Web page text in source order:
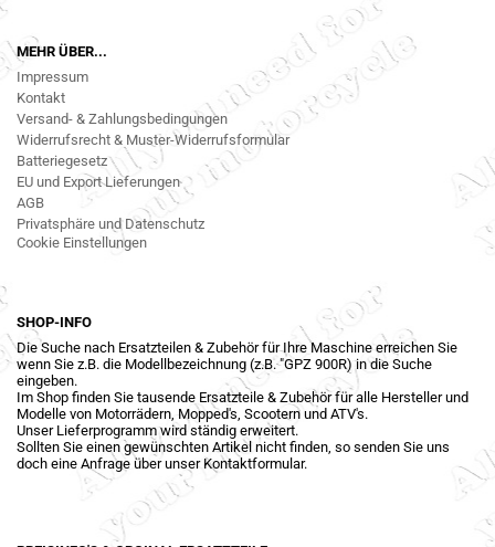
MEHR ÜBER...
Impressum
Kontakt
Versand- & Zahlungsbedingungen
Widerrufsrecht & Muster-Widerrufsformular
Batteriegesetz
EU und Export Lieferungen
AGB
Privatsphäre und Datenschutz
Cookie Einstellungen
SHOP-INFO
Die Suche nach Ersatzteilen & Zubehör für Ihre Maschine erreichen Sie
wenn Sie z.B. die Modellbezeichnung (z.B. "GPZ 900R) in die Suche
eingeben.
Im Shop finden Sie tausende Ersatzteile & Zubehör für alle Hersteller und
Modelle von Motorrädern, Mopped's, Scootern und ATV's.
Unser Lieferprogramm wird ständig erweitert.
Sollten Sie einen gewünschten Artikel nicht finden, so senden Sie uns
doch eine Anfrage über unser Kontaktformular.